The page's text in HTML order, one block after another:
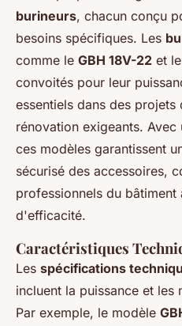
burineurs, chacun conçu
besoins spécifiques. Les
comme le GBH 18V-22 et le
convoités pour leur
essentiels dans des
rénovation exigeants.
ces modèles garantissent
sécurisé des accessoires,
professionnels du bâtiment
d'efficacité.
Caractéristiques
Les spécifications
incluent la puissance et les
Par exemple, le modèle